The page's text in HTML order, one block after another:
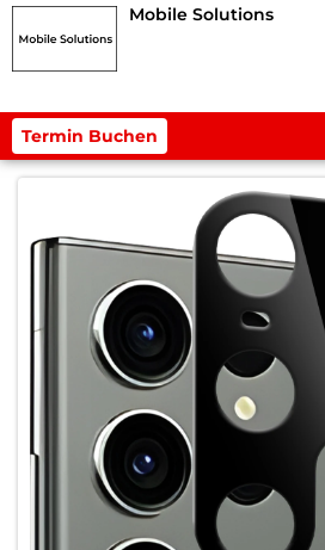
Mobile Solutions
Termin Buchen